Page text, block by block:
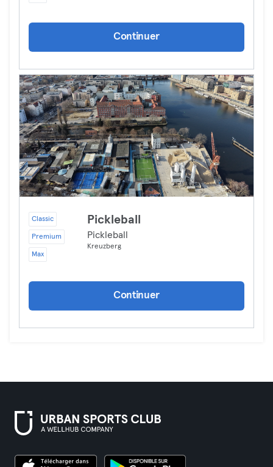
Continuer
Classic
Premium
Max
Pickleball
Pickleball
Kreuzberg
Continuer